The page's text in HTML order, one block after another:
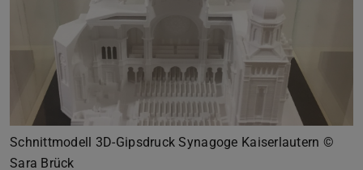
Schnittmodell 3D-Gipsdruck Synagoge Kaiserlautern ©
Sara Brück